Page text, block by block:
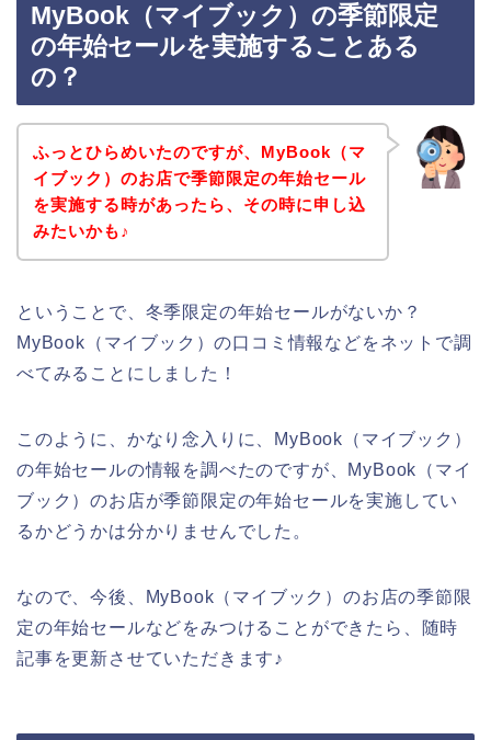
MyBook（マイブック）の季節限定
の年始セールを実施することある
の？
ふっとひらめいたのですが、MyBook（マ
イブック）のお店で季節限定の年始セール
を実施する時があったら、その時に申し込
みたいかも♪
ということで、冬季限定の年始セールがないか？
MyBook（マイブック）の口コミ情報などをネットで調
べてみることにしました！
このように、かなり念入りに、MyBook（マイブック）
の年始セールの情報を調べたのですが、MyBook（マイ
ブック）のお店が季節限定の年始セールを実施してい
るかどうかは分かりませんでした。
なので、今後、MyBook（マイブック）のお店の季節限
定の年始セールなどをみつけることができたら、随時
記事を更新させていただきます♪